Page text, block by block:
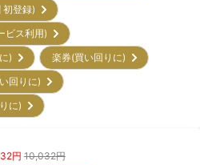
初登録)
ビス利用)
に)
楽券(買い回りに)
い回りに)
りに)
円 10,032円